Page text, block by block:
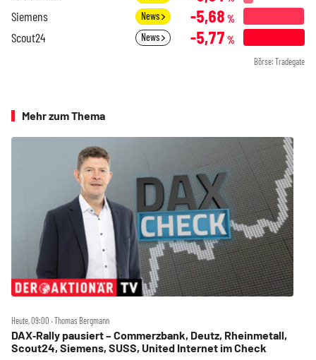
Siemens News -5,68 %
Scout24 News -5,77 %
Börse: Tradegate
Mehr zum Thema
Heute, 09:00 ‧ Thomas Bergmann
DAX‑Rally pausiert – Commerzbank, Deutz, Rheinmetall,
Scout24, Siemens, SUSS, United Internet im Check